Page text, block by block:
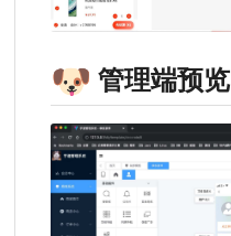
🐶 管理端预览